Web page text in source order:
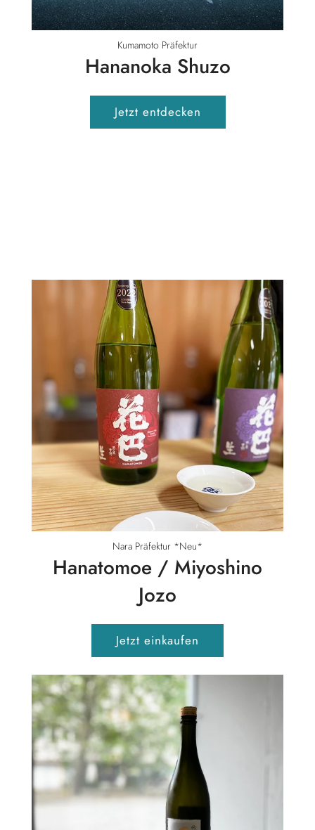
Kumamoto Präfektur
Hananoka Shuzo
Jetzt entdecken
Nara Präfektur *Neu*
Hanatomoe / Miyoshino
Jozo
Jetzt einkaufen